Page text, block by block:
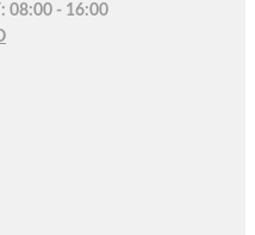
08:00 - 16:00